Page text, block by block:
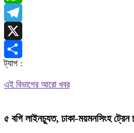
WhatsApp
Telegram
X
Share
ট্যাগ :
এই বিভাগের আরো খবর
৫ বগি লাইনচ্যুত, ঢাকা-ময়মনসিংহ ট্রেন